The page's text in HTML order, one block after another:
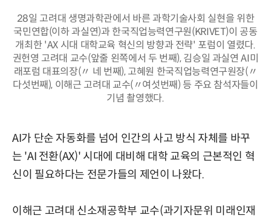
28일 고려대 생명과학관에서 바른 과학기술사회 실현을 위한
국민연합(이하 과실연)과 한국직업능력연구원(KRIVET)이 공동
개최한 'AX 시대 대학교육 혁신의 방향과 전략' 포럼이 열렸다.
권헌영 고려대 교수(앞줄 왼쪽에서 두 번째), 김승일 과실연 AI미
래포럼 대표의장(〃 네 번째), 고혜원 한국직업능력연구원장(〃
다섯번째), 이해근 고려대 교수(〃여섯번째) 등 주요 참석자들이
기념 촬영했다.
AI가 단순 자동화를 넘어 인간의 사고 방식 자체를 바꾸
는 'AI 전환(AX)' 시대에 대비해 대학 교육의 근본적인 혁
신이 필요하다는 전문가들의 제언이 나왔다.
이해근 고려대 신소재공학부 교수(과기자문위 미래인재